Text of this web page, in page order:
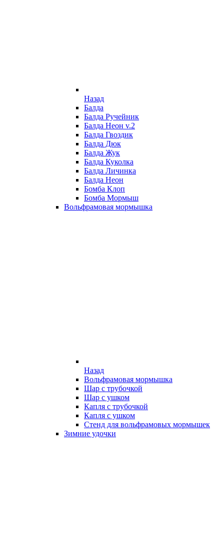
Назад
Балда
Балда Ручейник
Балда Неон v.2
Балда Гвоздик
Балда Дюк
Балда Жук
Балда Куколка
Балда Личинка
Балда Неон
Бомба Клоп
Бомба Мормыш
Вольфрамовая мормышка
Назад
Вольфрамовая мормышка
Шар с трубочкой
Шар с ушком
Капля с трубочкой
Капля с ушком
Стенд для вольфрамовых мормышек
Зимние удочки